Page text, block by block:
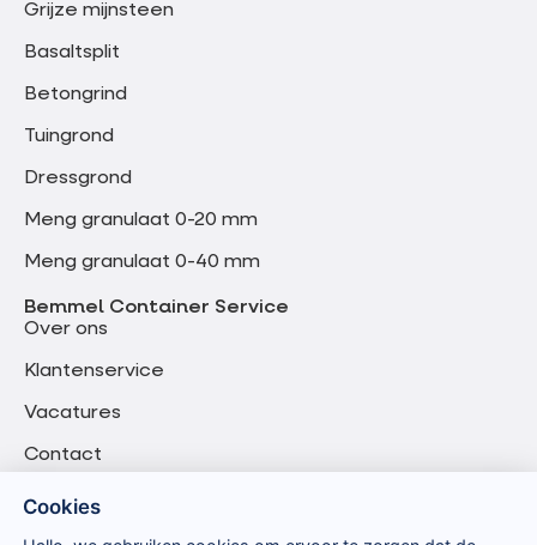
Grijze mijnsteen
Basaltsplit
Betongrind
Tuingrond
Dressgrond
Meng granulaat 0-20 mm
Meng granulaat 0-40 mm
Bemmel Container Service
Over ons
Klantenservice
Vacatures
Contact
Cookies